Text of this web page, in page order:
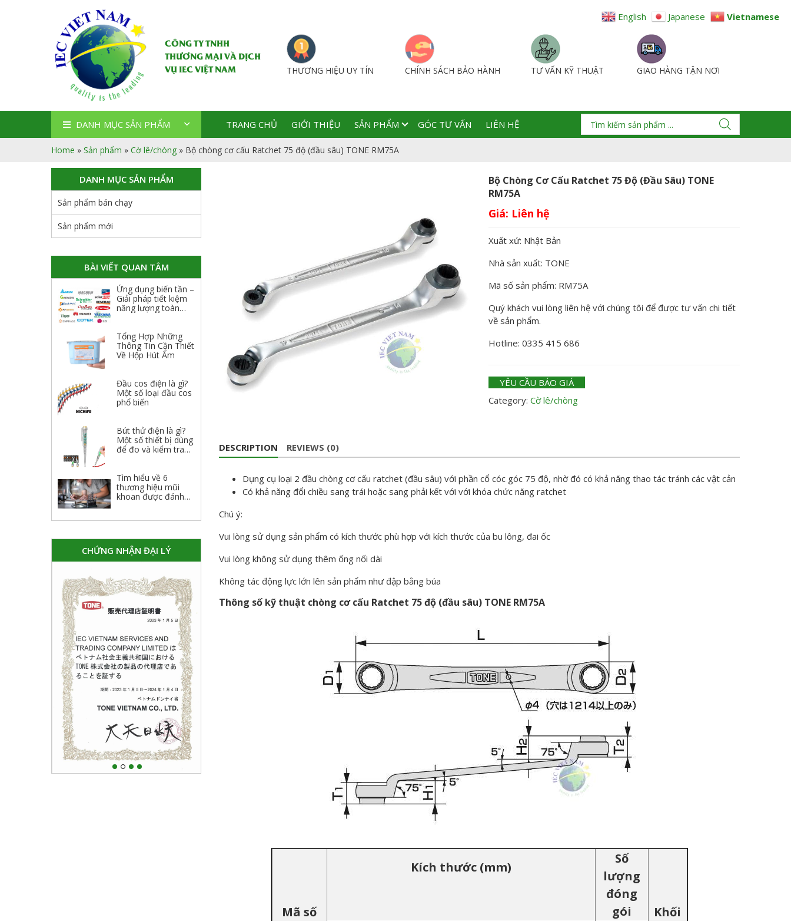
CÔNG TY TNHH
THƯƠNG MẠI VÀ DỊCH
VỤ IEC VIỆT NAM
THƯƠNG HIỆU UY TÍN CHÍNH SÁCH BẢO HÀNH TƯ VẤN KỸ THUẬT GIAO HÀNG TẬN NƠI
DANH MỤC SẢN PHẨM TRANG CHỦ GIỚI THIỆU SẢN PHẨM GÓC TƯ VẤN LIÊN HỆ
Home » Sản phẩm » Cờ lê/chòng » Bộ chòng cơ cấu Ratchet 75 độ (đầu sâu) TONE RM75A
Bộ Chòng Cơ Cấu Ratchet 75 Độ (đầu Sâu) TONE
RM75A
Giá:
Xuất xứ: Nhật Bản
Nhà sản xuất: TONE
Mã số sản phẩm: RM75A
Quý khách vui lòng liên hệ với chúng tôi để được tư vấn chi tiết
về sản phẩm.
Hotline: 0335 415 686
YÊU CẦU BÁO GIÁ
Category: Cờ lê/chòng
DESCRIPTION REVIEWS (0)
Dụng cụ loại 2 đầu chòng cơ cấu ratchet (đầu sâu) với phần cổ cóc góc 75 độ, nhờ đó có khả năng thao tác tránh các vật cản
Có khả năng đổi chiều sang trái hoặc sang phải kết với với khóa chức năng ratchet
Chú ý:
Vui lòng sử dụng sản phẩm có kích thước phù hợp với kích thước của bu lông, đai ốc
Vui lòng không sử dụng thêm ống nối dài
Không tác động lực lớn lên sản phẩm như đập bằng búa
Thông số kỹ thuật chòng cơ cấu Ratchet 75 độ (đầu sâu) TONE RM75A
Mã số
Kích thước (mm)
Số
lượng
đóng
gói
Khối
DANH MỤC SẢN PHẨM
Sản phẩm bán chạy
Sản phẩm mới
BÀI VIẾT QUAN TÂM
Ứng dụng biến tần –
Giải pháp tiết kiệm
năng lượng toàn
Tổng Hợp Những
Thông Tin Cần Thiết
Về Hộp Hút Ẩm
Đầu cos điện là gì?
Một số loại đầu cos
phổ biến
Bút thử điện là gì?
Một số thiết bị dùng
để đo và kiểm tra
Tìm hiểu về 6
thương hiệu mũi
khoan được đánh
CHỨNG NHẬN ĐẠI LÝ
English Japanese Vietnamese